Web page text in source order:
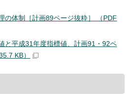
の体制［計画89ページ抜粋］ （PDF
と平成31年度指標値、計画91・92ペ
KB）